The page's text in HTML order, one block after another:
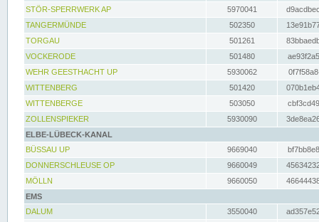
STÖR-SPERRWERK AP 5970041
TANGERMÜNDE
502350
TORGAU
501261
VOCKERODE
501480
WEHR GEESTHACHT UP
5930062
WITTENBERG
501420
WITTENBERGE
503050
ZOLLENSPIEKER
5930090
ELBE-LÜBECK-KANAL
BÜSSAU UP
9669040
DONNERSCHLEUSE OP
9660049
MÖLLN
9660050
EMS
DALUM
3550040